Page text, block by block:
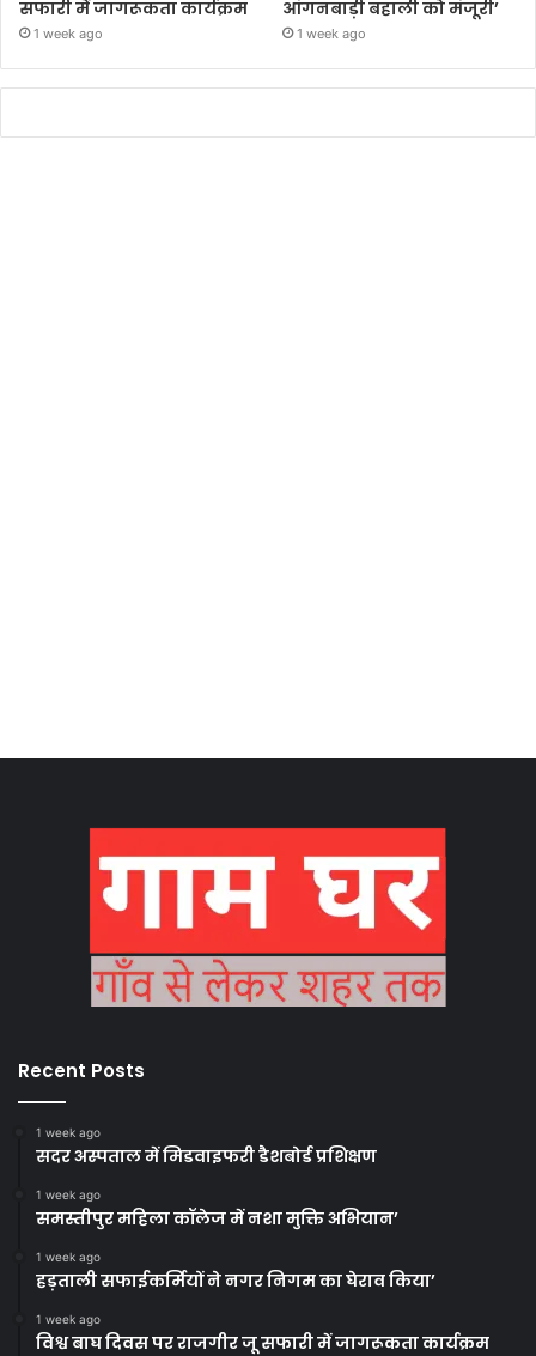
सफारी में जागरूकता कार्यक्रम
1 week ago
आंगनबाड़ी बहाली को मंजूरी’
1 week ago
Recent Posts
1 week ago
सदर अस्पताल में मिडवाइफरी डैशबोर्ड प्रशिक्षण
1 week ago
समस्तीपुर महिला कॉलेज में नशा मुक्ति अभियान’
1 week ago
हड़ताली सफाईकर्मियों ने नगर निगम का घेराव किया’
1 week ago
विश्व बाघ दिवस पर राजगीर जू सफारी में जागरूकता कार्यक्रम